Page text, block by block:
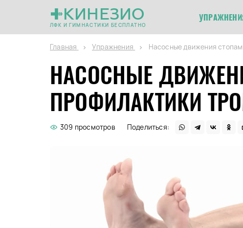
КИНЕЗИО
ЛФК И ГИМНАСТИКИ БЕСПЛАТНО
Главная Упражнения Насосные движения
НАСОСНЫЕ
ПРОФИЛАКТИКИ
309 просмотров Поделиться: